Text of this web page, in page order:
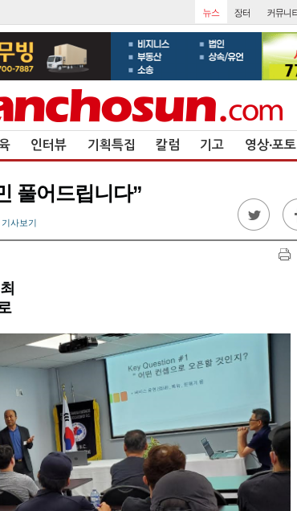
인터뷰 기획특집 칼럼 기고 영상∙포토
풀어드립니다”
사보기